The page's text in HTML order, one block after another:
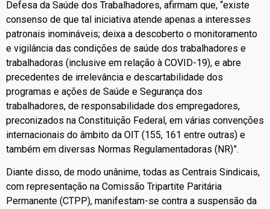
Defesa da Saúde dos Trabalhadores, afirmam que, “existe
consenso de que tal iniciativa atende apenas a interesses
patronais inomináveis; deixa a descoberto o monitoramento
e vigilância das condições de saúde dos trabalhadores e
trabalhadoras (inclusive em relação à COVID-19), e abre
precedentes de irrelevância e descartabilidade dos
programas e ações de Saúde e Segurança dos
trabalhadores, de responsabilidade dos empregadores,
preconizados na Constituição Federal, em várias convenções
internacionais do âmbito da OIT (155, 161 entre outras) e
também em diversas Normas Regulamentadoras (NR)”.
Diante disso, de modo unânime, todas as Centrais Sindicais,
com representação na Comissão Tripartite Paritária
Permanente (CTPP), manifestam-se contra a suspensão da